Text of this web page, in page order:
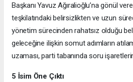
Başkanı Yavuz Ağıralioğlu’na gönül
teşkilatındaki belirsizlikten ve uzun
yönetim sürecinden rahatsız olduğu
geleceğine ilişkin somut adımların
uzaması, parti tabanında soru
5 İsim Öne Çıktı